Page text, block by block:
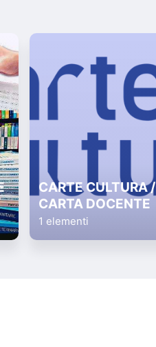
CARTE CULTURA /
CARTA DOCENTE
1 elementi